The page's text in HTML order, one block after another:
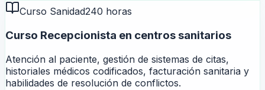
Curso Sanidad240 horas
Curso Recepcionista en centros sanitarios
Atención al paciente, gestión de sistemas de citas,
historiales médicos codificados, facturación sanitaria y
habilidades de resolución de conflictos.